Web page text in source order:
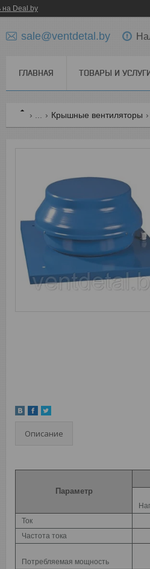
на Deal.by
sale@ventdetal.by
ГЛАВНАЯ ТОВАРЫ И
Крышные вентиляторы
Описание
Параметр
Ток
Частота тока
Потребляемая мощность